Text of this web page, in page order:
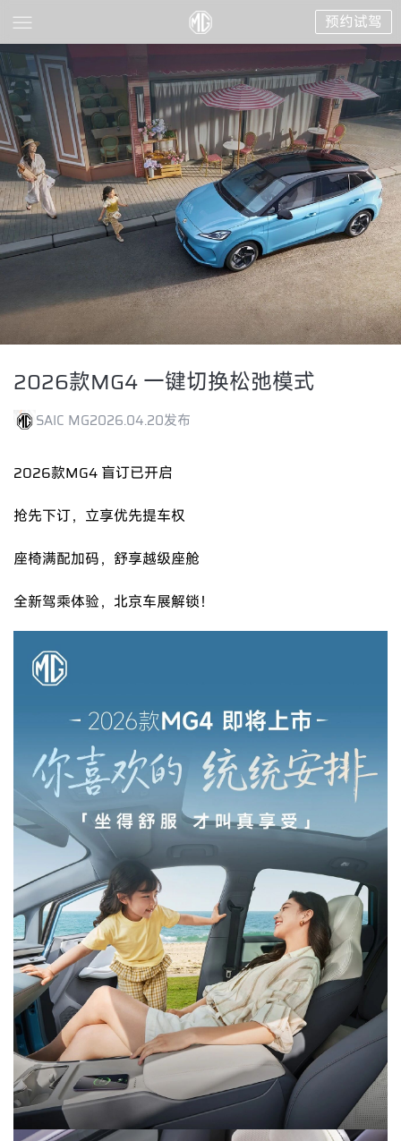
预约试驾
2026款MG4 一键切换松弛模式
SAIC MG2026.04.20发布
2026款MG4 盲订已开启
抢先下订，立享优先提车权
座椅满配加码，舒享越级座舱
全新驾乘体验，北京车展解锁！